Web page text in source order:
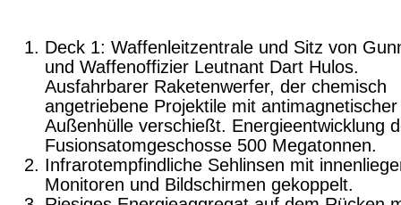
Deck 1: Waffenleitzentrale und Sitz von
und Waffenoffizier Leutnant Dart Hulos.
Ausfahrbarer Raketenwerfer, der chemisch
angetriebene Projektile mit antimagnetischer
Außenhülle verschießt. Energieentwicklung
Fusionsatomgeschosse 500 Megatonnen.
Infrarotempfindliche Sehlinsen mit
Monitoren und Bildschirmen gekoppelt.